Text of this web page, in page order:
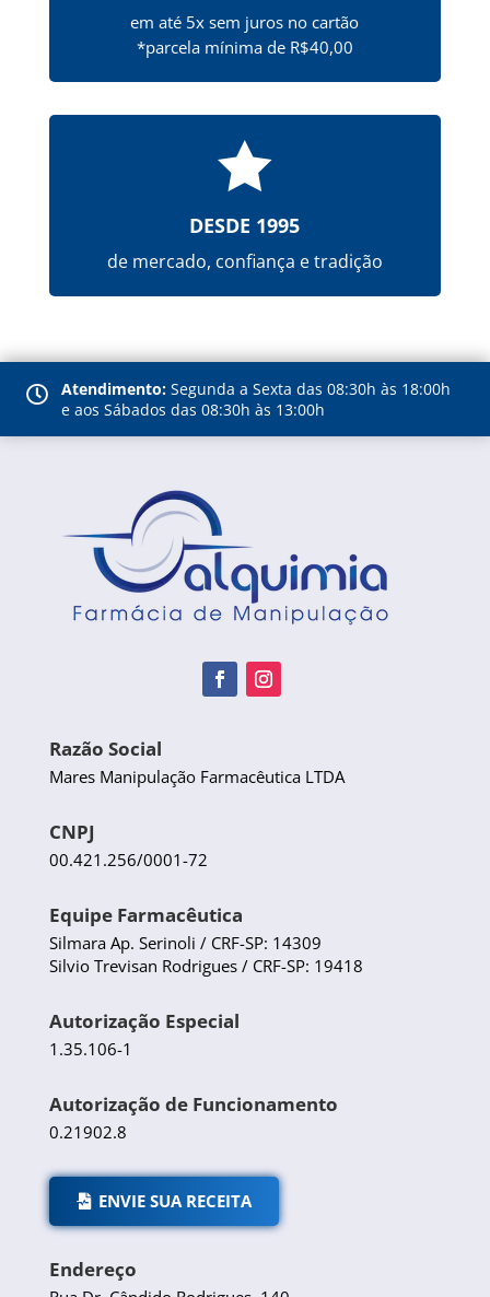
em até 5x sem juros no cartão
*parcela mínima de R$40,00

DESDE 1995
de mercado, confiança e tradição
 Atendimento: Segunda a Sexta das 08:30h às 18:00h
e aos Sábados das 08:30h às 13:00h
Razão Social
Mares Manipulação Farmacêutica LTDA
CNPJ
00.421.256/0001-72
Equipe Farmacêutica
Silmara Ap. Serinoli / CRF-SP: 14309
Silvio Trevisan Rodrigues / CRF-SP: 19418
Autorização Especial
1.35.106-1
Autorização de Funcionamento
0.21902.8
ENVIE SUA RECEITA
Endereço